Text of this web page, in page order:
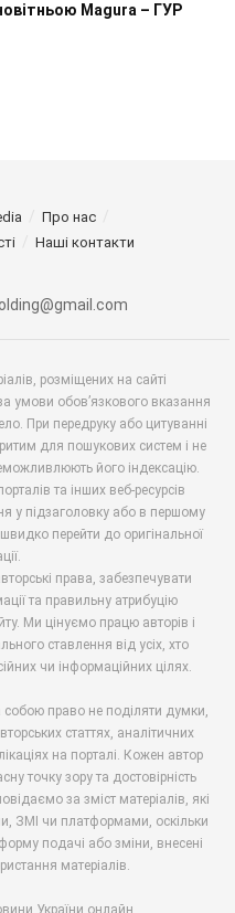
Magura – ГУР
Про нас
Наші контакти
розміщених на сайті
умови обов’язкового вказання
При передруку або цитуванні
для пошукових систем і не
його індексацію.
та інших веб-ресурсів
у підзаголовку або в першому
перейти до оригінальної
права, забезпечувати
та правильну атрибуцію
Ми цінуємо працю авторів і
ставлення від усіх, хто
чи інформаційних цілях.
право не поділяти думки,
статтях, аналітичних
на порталі. Кожен автор
точку зору та достовірність
за зміст матеріалів, які
ЗМІ чи платформами, оскільки
подачі або зміни, внесені
матеріалів.